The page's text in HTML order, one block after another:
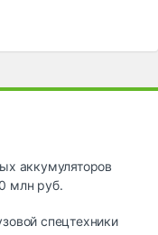
аккумуляторов
млн руб.
спецтехники